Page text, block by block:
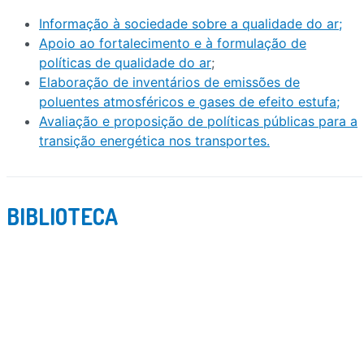
Informação à sociedade sobre a qualidade do ar;
Apoio ao fortalecimento e à formulação de
políticas de qualidade do ar;
Elaboração de inventários de emissões de
poluentes atmosféricos e gases de efeito estufa;
Avaliação e proposição de políticas públicas para a
transição energética nos transportes.
BIBLIOTECA